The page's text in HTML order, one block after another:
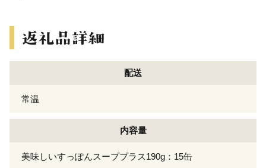
配送
常温
内容量
美味しいすっぽんスーププラス190g：15缶